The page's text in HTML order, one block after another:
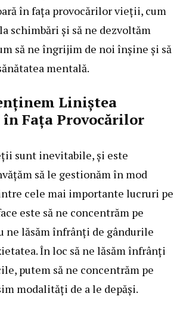
în fața provocărilor vieții, cum
schimbări și să ne dezvoltăm
să ne îngrijim de noi înșine și să
mentală.
Liniștea
Fața Provocărilor
sunt inevitabile, și este
să le gestionăm în mod
cele mai importante lucruri pe
este să ne concentrăm pe
ne lăsăm înfrânți de gândurile
În loc să ne lăsăm înfrânți
putem să ne concentrăm pe
modalități de a le depăși.